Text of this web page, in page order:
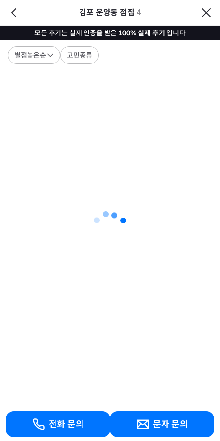
김포 운양동 점집 4
모든 후기는 실제 인증을 받은 100% 실제 후기 입니다
별점높은순 고민종류
전화 문의 문자 문의